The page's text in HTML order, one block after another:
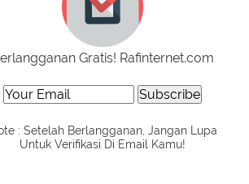
Gratis! Rafinternet.com
: Setelah Berlangganan, Jangan Lupa
Untuk Verifikasi Di Email Kamu!